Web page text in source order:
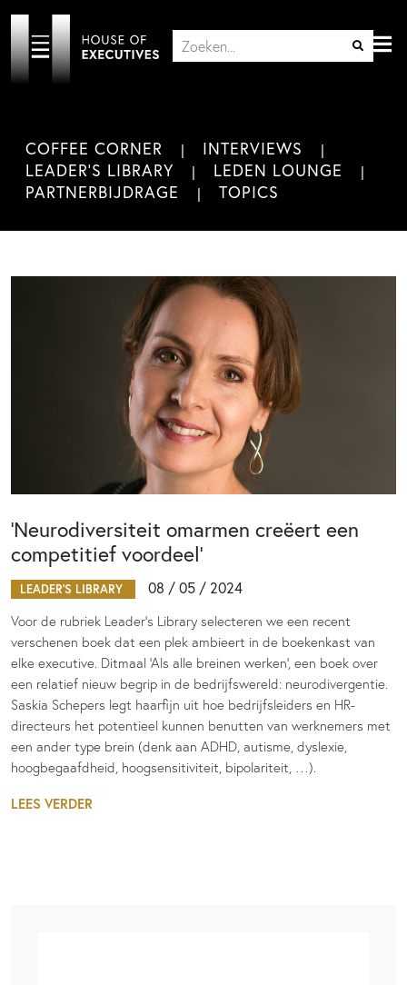
COFFEE CORNER
INTERVIEWS
LEADER'S LIBRARY
LEDEN LOUNGE
PARTNERBIJDRAGE
TOPICS
‘Neurodiversiteit omarmen creëert een
competitief voordeel’
LEADER'S LIBRARY 08 / 05 / 2024
Voor de rubriek Leader’s Library selecteren we een recent
verschenen boek dat een plek ambieert in de boekenkast van
elke executive. Ditmaal ‘Als alle breinen werken’, een boek over
een relatief nieuw begrip in de bedrijfswereld: neurodivergentie.
Saskia Schepers legt haarfijn uit hoe bedrijfsleiders en HR-
directeurs het potentieel kunnen benutten van werknemers met
een ander type brein (denk aan ADHD, autisme, dyslexie,
hoogbegaafdheid, hoogsensitiviteit, bipolariteit, …).
LEES VERDER